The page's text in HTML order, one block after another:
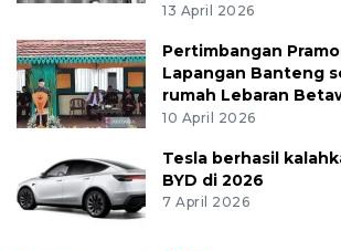
13 April 2026
Pertimbangan
Lapangan Banteng
rumah Lebaran
10 April 2026
Tesla berhasil
BYD di 2026
7 April 2026